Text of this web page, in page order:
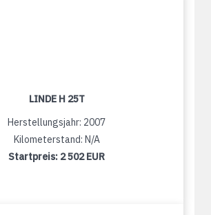
LINDE H 25T
Herstellungsjahr: 2007
Kilometerstand: N/A
Startpreis: 2 502 EUR